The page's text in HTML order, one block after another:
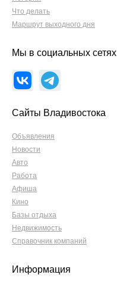
Что делать
Маршрут выходного дня
Мы в социальных сетях
Сайты Владивостока
Объявления
Новости
Авто
Работа
Афиша
Кино
Базы отдыха
Недвижимость
Справочник компаний
Информация